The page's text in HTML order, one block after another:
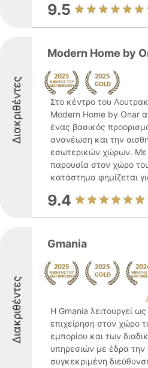
9.5
Διακριθέντες
Modern Home by
Στο κέντρο του
Modern Home by Onar
ένας βασικός
ανανέωση και την
εσωτερικών χώρων. Με
παρουσία στον χώρο
κατάστημα φημίζεται
9.4
Διακριθέντες
Gmania
Η Gmania λειτουργεί
επιχείρηση στον χώρο
εμπορίου και των
υπηρεσιών με έδρα την
συγκεκριμένη